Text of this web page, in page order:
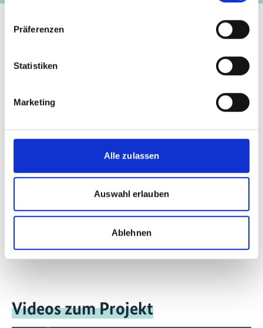
Präferenzen
Statistiken
Marketing
Alle zulassen
Auswahl erlauben
Ablehnen
IKI Office
Stresemannstraße 69-71
10963 Berlin
Videos zum Projekt